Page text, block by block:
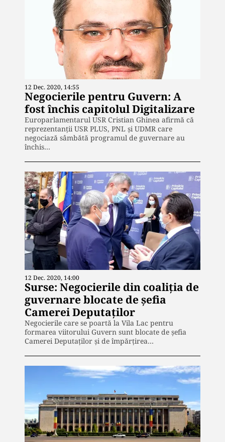
12 Dec. 2020, 14:55
Negocierile pentru Guvern: A
fost închis capitolul Digitalizare
Europarlamentarul USR Cristian Ghinea afirmă că
reprezentanţii USR PLUS, PNL şi UDMR care
negociază sâmbătă programul de guvernare au
închis…
12 Dec. 2020, 14:00
Surse: Negocierile din coaliția de
guvernare blocate de șefia
Camerei Deputaților
Negocierile care se poartă la Vila Lac pentru
formarea viitorului Guvern sunt blocate de șefia
Camerei Deputaților și de împărțirea…